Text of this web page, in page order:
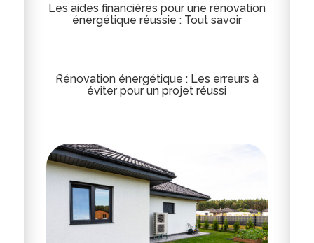
Les aides financières pour une rénovation
énergétique réussie : Tout savoir
Rénovation énergétique : Les erreurs à
éviter pour un projet réussi